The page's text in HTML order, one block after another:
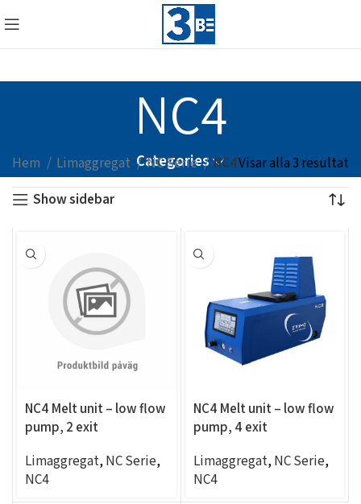
NC4
Categories
Hem Limaggregat NC Serie NC4Visar alla 3 resultat
Show sidebar
NC4 Melt unit – low flow
pump, 2 exit
Limaggregat, NC Serie,
NC4
NC4 Melt unit – low flow
pump, 4 exit
Limaggregat, NC Serie,
NC4